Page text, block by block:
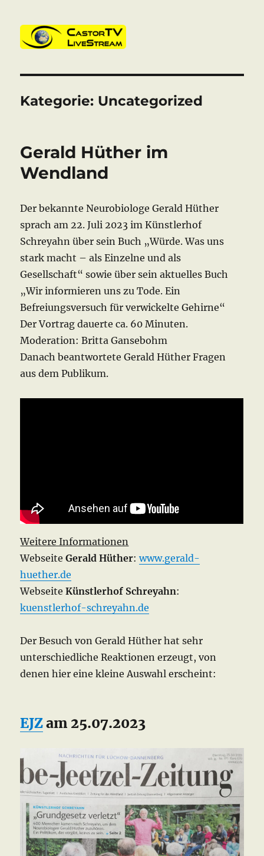
Kategorie: Uncategorized
Gerald Hüther im
Wendland
Der bekannte Neurobiologe Gerald Hüther
sprach am 22. Juli 2023 im Künstlerhof
Schreyahn über sein Buch „Würde. Was uns
stark macht – als Einzelne und als
Gesellschaft“ sowie über sein aktuelles Buch
„Wir informieren uns zu Tode. Ein
Befreiungsversuch für verwickelte Gehirne“
Der Vortrag dauerte ca. 60 Minuten.
Moderation: Britta Gansebohm
Danach beantwortete Gerald Hüther Fragen
aus dem Publikum.
Weitere Informationen
WebseiteGerald Hüther:www.gerald-
huether.de
WebseiteKünstlerhof Schreyahn:
kuenstlerhof-schreyahn.de
Der Besuch von Gerald Hüther hat sehr
unterschiedliche Reaktionen erzeugt, von
denen hier eine kleine Auswahl erscheint:
EJZam 25.07.2023